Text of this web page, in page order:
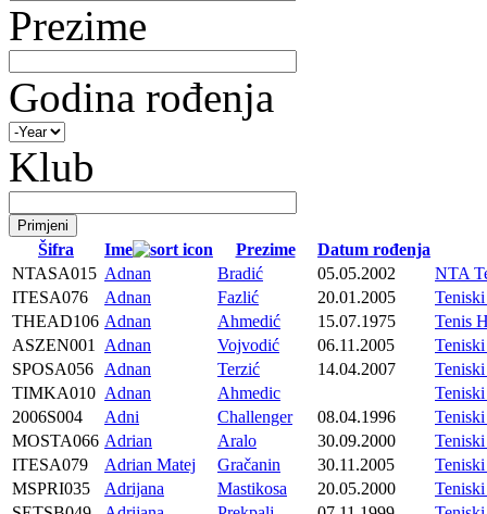
Prezime
Godina rođenja
Klub
Šifra Ime Prezime
Datum rođenja
NTASA015 Adnan Bradić 05.05.2002
NTA
ITESA076
Adnan Fazlić 20.01.2005
THEAD106 Adnan Ahmedić 15.07.1975
Tenis
ASZEN001
Adnan Vojvodić 06.11.2005
SPOSA056
Adnan Terzić 14.04.2007
TIMKA010 Adnan Ahmedic
2006S004
Adni Challenger 08.04.1996
MOSTA066 Adrian Aralo 30.09.2000
ITESA079
Adrian Matej Gračanin 30.11.2005
MSPRI035
Adrijana Mastikosa 20.05.2000